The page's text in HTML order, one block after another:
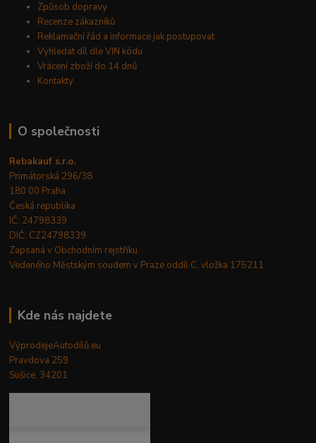
Způsob dopravy
Recenze zákazníků
Reklamační řád a informace jak postupovat
Vyhledat díl dle VIN kódu
Vrácení zboží do 14 dnů
Kontakty
O společnosti
Rebakauf s.r.o.
Primátorská 296/38
180 00 Praha
Česká republika
IČ: 24798339
DIČ: CZ24798339
Zapsaná v Obchodním rejstříku.
Vedeného Městským soudem v Praze oddíl C, vložka 175211
Kde nás najdete
VýprodejeAutodílů.eu
Pravdova 259
Sušice, 34201